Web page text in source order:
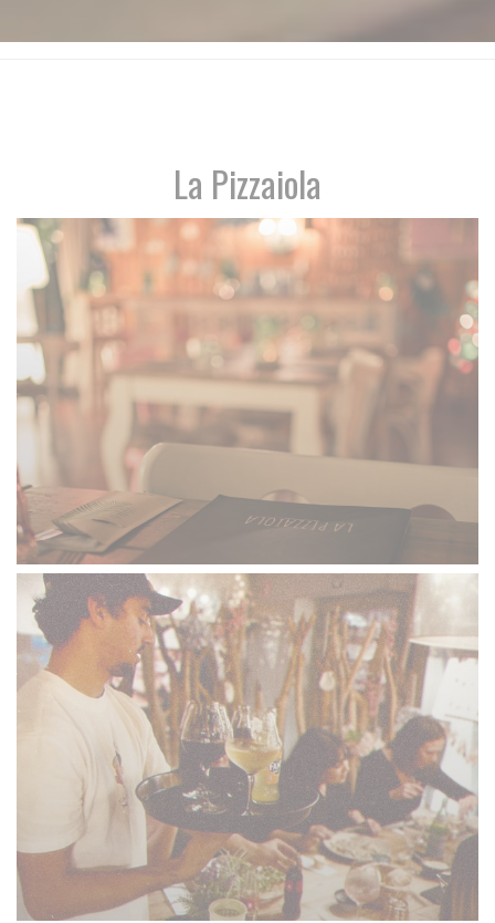
La Pizzaiola